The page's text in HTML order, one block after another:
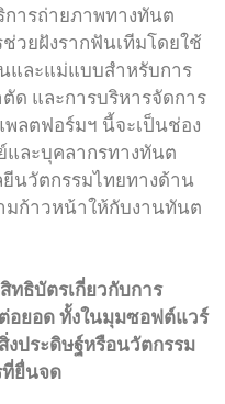
การถ่ายภาพทางทันต
วยฝังรากฟันเทีมโดยใช้
และแม่แบบสําหรับการ
ด และการบริหารจัดการ
ลตฟอร์มฯ นี้จะเป็นช่อง
และบุคลากรทางทันต
ยีนวัตกรรมไทยทางด้าน
มก้าวหน้าให้กับงานทันต
ธิบัตรเกี่ยวกับการ
อยอด ทั้งในมุมซอฟต์แวร์
งประดิษฐ์หรือนวัตกรรม
ที่ยื่นจด